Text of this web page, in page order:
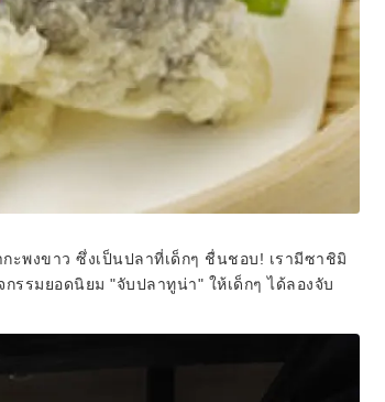
ะพงขาว ซึ่งเป็นปลาที่เด็กๆ ชื่นชอบ! เรามีซาชิมิ
รรมยอดนิยม "จับปลาทูน่า" ให้เด็กๆ ได้ลองจับ